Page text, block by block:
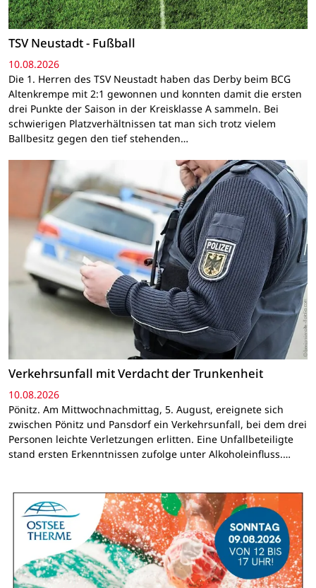
TSV Neustadt - Fußball
10.08.2026
Die 1. Herren des TSV Neustadt haben das Derby beim BCG
Altenkrempe mit 2:1 gewonnen und konnten damit die ersten
drei Punkte der Saison in der Kreisklasse A sammeln. Bei
schwierigen Platzverhältnissen tat man sich trotz vielem
Ballbesitz gegen den tief stehenden…
Verkehrsunfall mit Verdacht der Trunkenheit
10.08.2026
Pönitz. Am Mittwochnachmittag, 5. August, ereignete sich
zwischen Pönitz und Pansdorf ein Verkehrsunfall, bei dem drei
Personen leichte Verletzungen erlitten. Eine Unfallbeteiligte
stand ersten Erkenntnissen zufolge unter Alkoholeinfluss.…